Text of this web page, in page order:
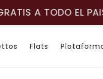
PAGOS CONTRA
Flats